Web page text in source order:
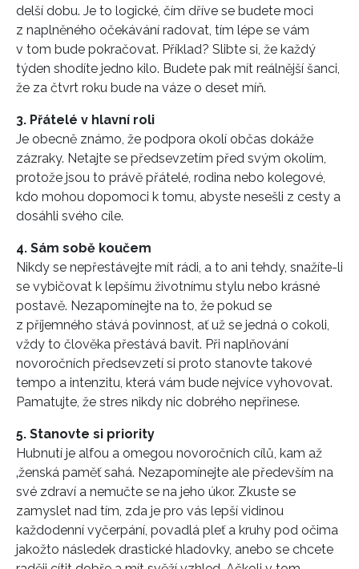
delší dobu. Je to logické, čím dříve se budete moci
z naplněného očekávání radovat, tím lépe se vám
v tom bude pokračovat. Příklad? Slibte si, že každý
týden shodíte jedno kilo. Budete pak mít reálnější šanci,
že za čtvrt roku bude na váze o deset míň.
3. Přátelé v hlavní roli
Je obecně známo, že podpora okolí občas dokáže
zázraky. Netajte se předsevzetím před svým okolím,
protože jsou to právě přátelé, rodina nebo kolegové,
kdo mohou dopomoci k tomu, abyste nesešli z cesty a
dosáhli svého cíle.
4. Sám sobě koučem
Nikdy se nepřestávejte mít rádi, a to ani tehdy, snažíte-li
se vybičovat k lepšímu životnímu stylu nebo krásné
postavě. Nezapomínejte na to, že pokud se
z příjemného stává povinnost, ať už se jedná o cokoli,
vždy to člověka přestává bavit. Při naplňování
novoročních předsevzetí si proto stanovte takové
tempo a intenzitu, která vám bude nejvíce vyhovovat.
Pamatujte, že stres nikdy nic dobrého nepřinese.
5. Stanovte si priority
Hubnutí je alfou a omegou novoročních cílů, kam až
‚ženská paměť sahá. Nezapomínejte ale především na
své zdraví a nemučte se na jeho úkor. Zkuste se
zamyslet nad tím, zda je pro vás lepší vidinou
každodenní vyčerpání, povadlá pleť a kruhy pod očima
jakožto následek drastické hladovky, anebo se chcete